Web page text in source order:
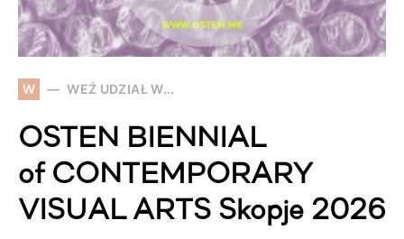
W WEŹ UDZIAŁ W...
OSTEN BIENNIAL
of CONTEMPORARY
VISUAL ARTS Skopje 2026